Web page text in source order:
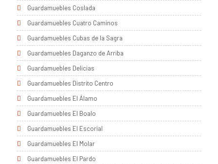
Guardamuebles Coslada
Guardamuebles Cuatro Caminos
Guardamuebles Cubas de la Sagra
Guardamuebles Daganzo de Arriba
Guardamuebles Delicias
Guardamuebles Distrito Centro
Guardamuebles El Álamo
Guardamuebles El Boalo
Guardamuebles El Escorial
Guardamuebles El Molar
Guardamuebles El Pardo